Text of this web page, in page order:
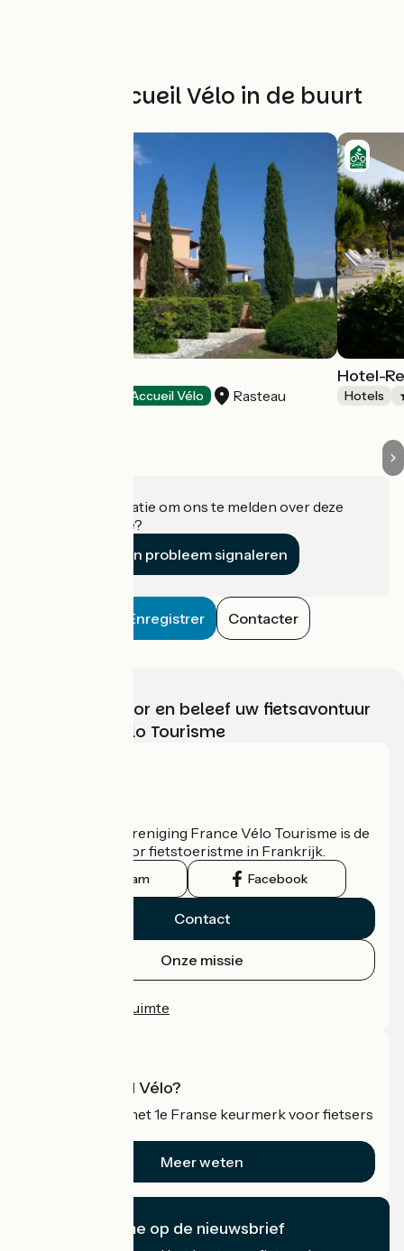
Andere Accueil Vélo in de buurt
Accueil Vélo Rasteau
Hotel-
Hotels
Heeft u informatie om ons te melden over deze
accommodatie?
Een probleem signaleren
Enregistrer Contacter
Kies, bereid voor en beleef uw fietsavontuur
met France Vélo Tourisme
De nationale vereniging France Vélo Tourisme is de
officiële gids voor fietstoeristme in Frankrijk.
Instagram Facebook
Contact
Onze missie
Professionele ruimte
Wat is Accueil Vélo?
Accueil Vélo is het 1e Franse keurmerk voor fietsers
Meer weten
Ik abonneer me op de nieuwsbrief